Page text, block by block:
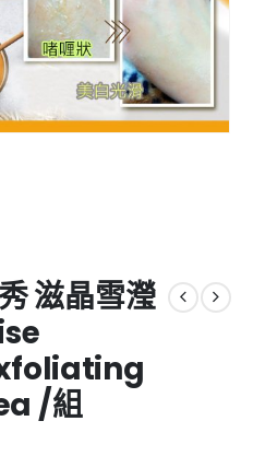
滋晶雪瀅
/組